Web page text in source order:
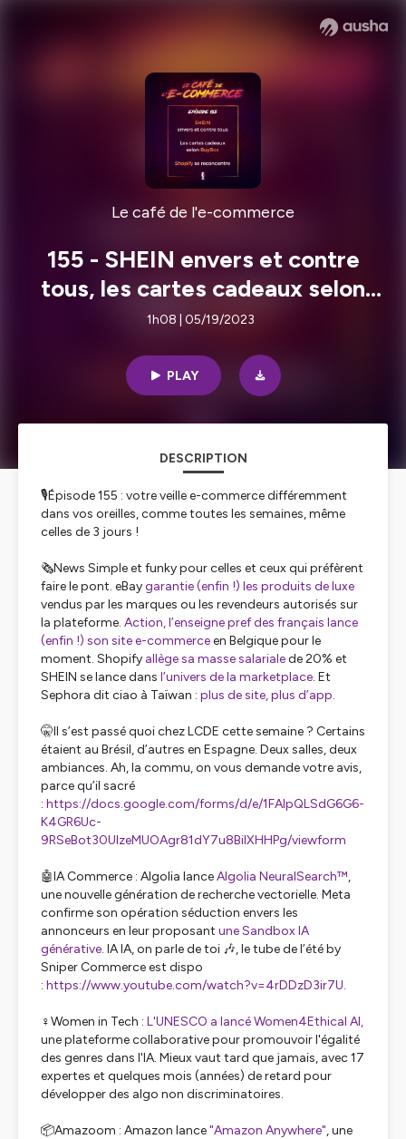
Le café de l'e-commerce
155 - SHEIN envers et contre
tous, les cartes cadeaux selon
BuyBox, Shopify se reconcentre
1h08 | 05/19/2023
PLAY
DESCRIPTION
🎙️Épisode 155 : votre veille e-commerce différemment
dans vos oreilles, comme toutes les semaines, même
celles de 3 jours !
🗞️News Simple et funky pour celles et ceux qui préfèrent
faire le pont. eBaygarantie (enfin !) les produits de luxe
vendus par les marques ou les revendeurs autorisés sur
la plateforme. Action, l’enseigne pref des français lance
(enfin !) son site e-commerceen Belgique pour le
moment. Shopify allège sa masse salarialede 20% et
SHEIN se lance dans l’univers de la marketplace. Et
Sephora dit ciao à Taïwan : plus de site, plus d’app.
🤫Il s’est passé quoi chez LCDE cette semaine ? Certains
étaient au Brésil, d’autres en Espagne. Deux salles, deux
ambiances. Ah, la commu, on vous demande votre avis,
parce qu’il sacré
: https://docs.google.com/forms/d/e/1FAIpQLSdG6G6-
K4GR6Uc-
9RSeBot30UIzeMUOAgr81dY7u8BilXHHPg/viewform
🤖IA Commerce : Algolia lanceAlgolia NeuralSearch™,
une nouvelle génération de recherche vectorielle. Meta
confirme son opération séduction envers les
annonceurs en leur proposant une Sandbox IA
générative. IA IA, on parle de toi 🎶, le tube de l’été by
Sniper Commerce est dispo
: https://www.youtube.com/watch?v=4rDDzD3ir7U.
♀️Women in Tech : L'UNESCO a lancé Women4Ethical AI,
une plateforme collaborative pour promouvoir l'égalité
des genres dans l'IA. Mieux vaut tard que jamais, avec 17
expertes et quelques mois (années) de retard pour
développer des algo non discriminatoires.
📦Amazoom : Amazon lance"Amazon Anywhere", une